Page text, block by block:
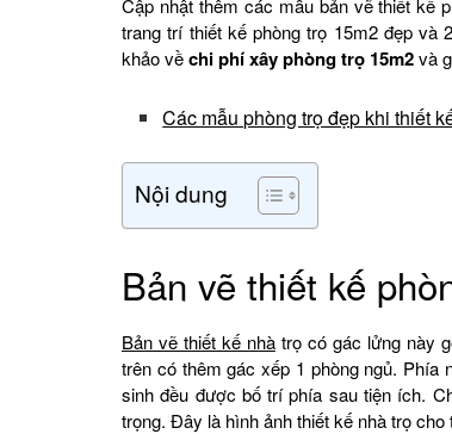
Cập nhật thêm các mẫu bản vẽ thiết kế
trang trí thiết kế phòng trọ 15m2 đẹp và
khảo vềchi phí xây phòng trọ 15m2và
Các mẫu phòng trọ đẹp khi thiết
Nội dung
Bản vẽ thiết kế
Bản vẽ thiết kế nhàtrọ có gác lửng này
trên có thêm gác xếp 1 phòng ngủ. Phía
sinh đều được bố trí phía sau tiện ích.
trọng. Đây là hình ảnh thiết kế nhà trọ